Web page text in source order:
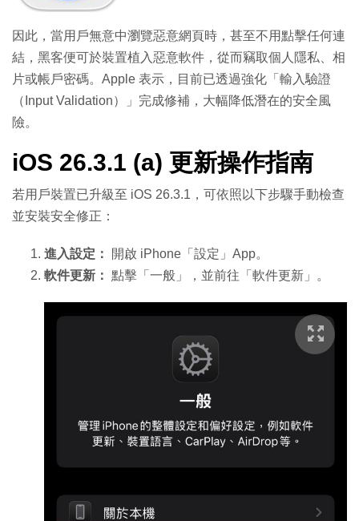
因此，當用戶無意中瀏覽惡意網頁時，甚至不用點擊任何連
結，黑客便可於裝置植入惡意軟件，從而竊取個人隱私、相
片或帳戶密碼。 Apple 表示，目前已透過強化「輸入驗證
（Input Validation）」完成修補，大幅降低潛在的安全風
險。
iOS 26.3.1 (a) 更新操作指南
若用戶裝置已升級至 iOS 26.3.1，可依照以下步驟手動檢查
並安裝安全修正：
進入設定：
開啟 iPhone「設定」App。
軟件更新： 點擊「一般」，並前往「軟件更新」。